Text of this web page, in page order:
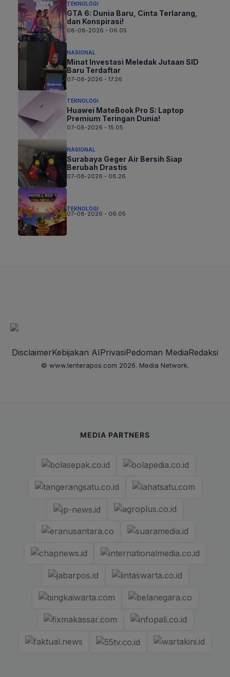
TEKNOLOGI
GTA 6: Dunia Baru, Cinta Terlarang,
dan Konspirasi!
08-08-2026 - 06.05
NASIONAL
Minat Investasi Meledak Jutaan SID
Baru Terdaftar
07-08-2026 - 17.26
TEKNOLOGI
Huawei MateBook Pro S: Laptop
Premium Teringan Dunia!
07-08-2026 - 15.05
NASIONAL
Surabaya Geger Air Bersih Siap
Berubah Drastis
07-08-2026 - 08.26
TEKNOLOGI
07-08-2026 - 06.05
DisclaimerKebijakan AIPrivasiPedoman MediaRedaksi
© www.lenterapos.com 2026. Media Network.
MEDIA PARTNERS